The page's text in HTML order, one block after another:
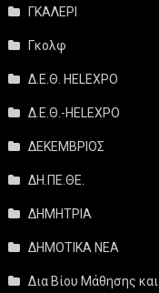
ΓΚΑΛΕΡΙ
Γκολφ
Δ.Ε.Θ. HELEXPO
Δ.Ε.Θ.-HELEXPO
ΔΕΚΕΜΒΡΙΟΣ
ΔΗ.ΠΕ.ΘΕ.
ΔΗΜΗΤΡΙΑ
ΔΗΜΟΤΙΚΑ ΝΕΑ
Δια Βίου Μάθησης